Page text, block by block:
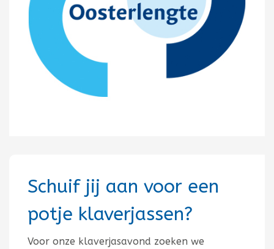
Schuif jij aan voor een
potje klaverjassen?
Voor onze klaverjasavond zoeken we